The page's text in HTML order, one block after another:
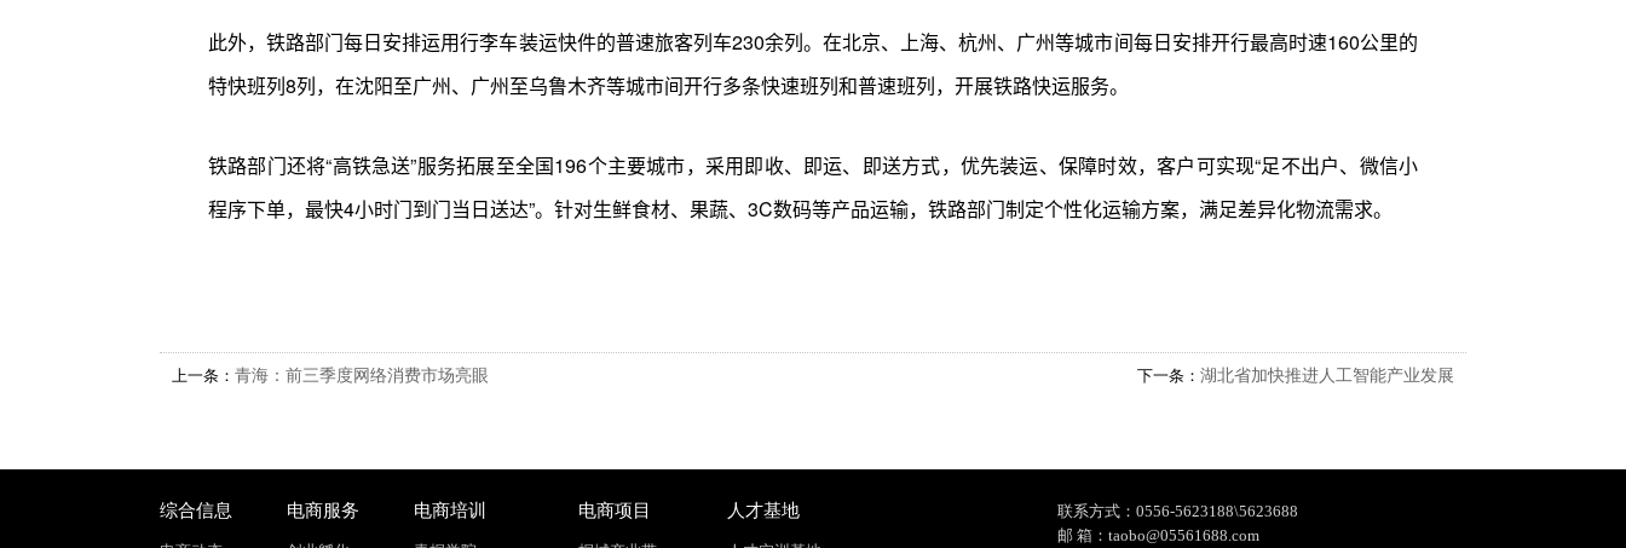
此外，铁路部门每日安排运用行李车装运快件的普速旅客列车230余列。在北京、上海、杭州、广州等城市间每日安排开行最高时速160公里的
特快班列8列，在沈阳至广州、广州至乌鲁木齐等城市间开行多条快速班列和普速班列，开展铁路快运服务。
铁路部门还将“高铁急送”服务拓展至全国196个主要城市，采用即收、即运、即送方式，优先装运、保障时效，客户可实现“足不出户、微信小
程序下单，最快4小时门到门当日送达”。针对生鲜食材、果蔬、3C数码等产品运输，铁路部门制定个性化运输方案，满足差异化物流需求。
上一条： 青海：前三季度网络消费市场亮眼 下一条： 湖北省加快推进人工智能产业发展
综合信息 电商服务 电商培训 电商项目 人才基地
联系方式：0556-5623188\5623688
邮 箱：taobo@05561688.com